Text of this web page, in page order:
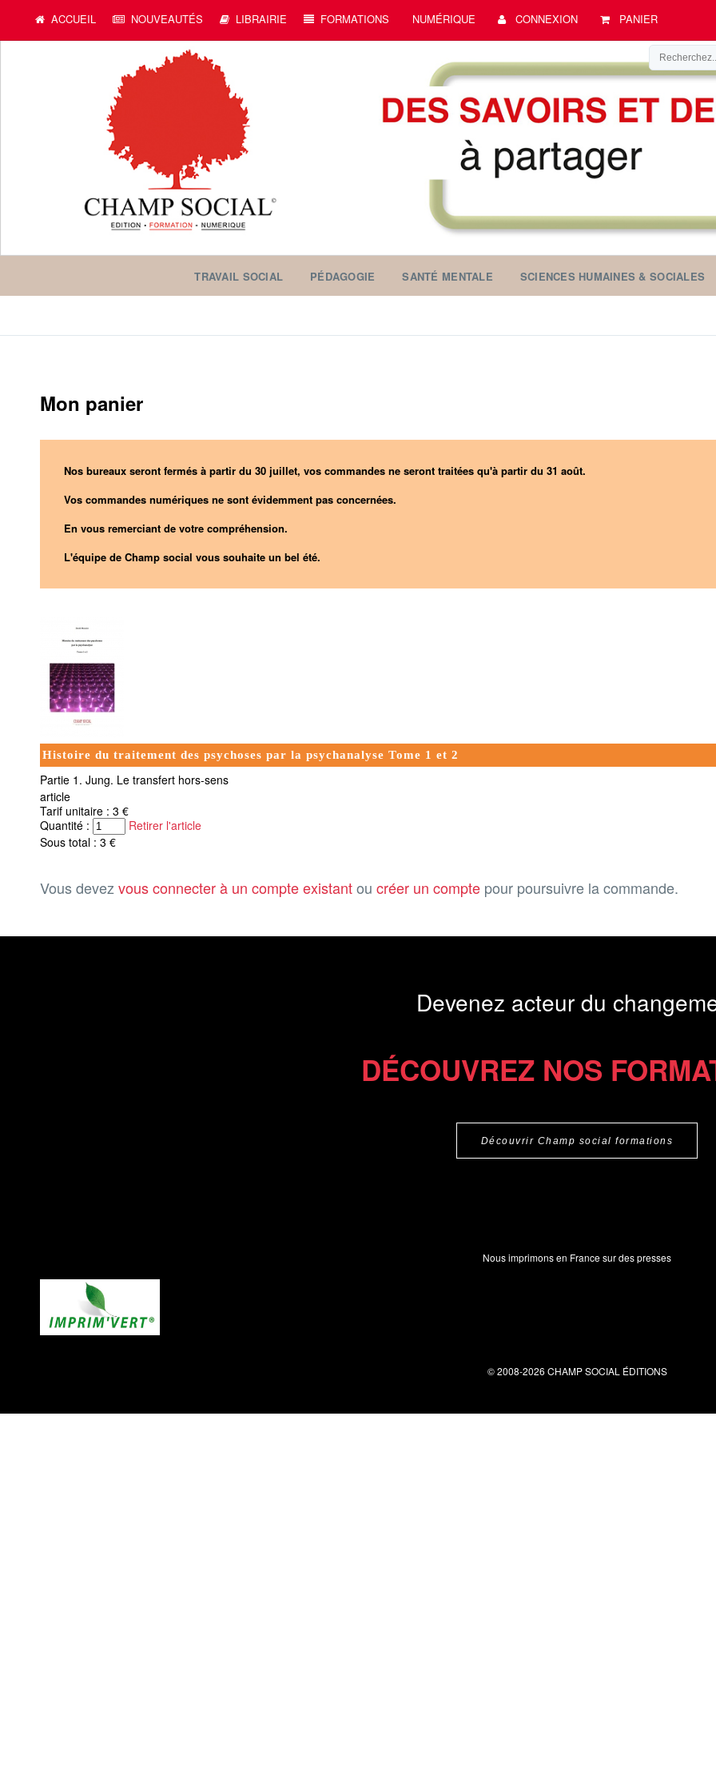
ACCUEIL NOUVEAUTÉS LIBRAIRIE FORMATIONS NUMÉRIQUE CONNEXION PANIER
TRAVAIL SOCIAL PÉDAGOGIE SANTÉ MENTALE SCIENCES HUMAINES & SOCIALES
Mon panier
Nos bureaux seront fermés à partir du 30 juillet, vos commandes ne seront traitées qu'à partir du 31 août.
Vos commandes numériques ne sont évidemment pas concernées.
En vous remerciant de votre compréhension.
L'équipe de Champ social vous souhaite un bel été.
Histoire du traitement des psychoses par la psychanalyse Tome 1 et 2
Partie 1. Jung. Le transfert hors-sens
article
Tarif unitaire : 3 €
Quantité :
Retirer l'article
Sous total : 3 €
Vous devezvous connecter à un compte existantou créer un compte pour poursuivre la commande.
Devenez acteur du
DÉCOUVREZ NOS
Découvrir Champ social formations
Nous imprimons en France sur des presses
© 2008-2026 CHAMP SOCIAL ÉDITIONS